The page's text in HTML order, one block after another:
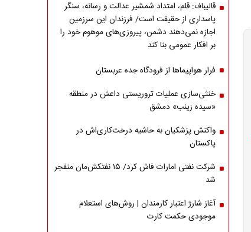
قالیباف: قلم، امتداد شمشیر عدالت و رسانه، سنگر
پاسداری از حقیقت است/ فرزندان این سرزمین
اجازه نمی‌دهند دشمن، پیروزی‌های موهوم خود را
بر افکار عمومی بنا کند
فرار هواپیماها از فرودگاه جده عربستان
خنثی‌سازی عملیات تروریستی داعش در منطقه
«سیده زینب» دمشق
واکنش پزشکیان به حاشیه درخت‌کاری‌اش در
پاکستان
شرکت نفتی امارات فاش کرد/ ۱۵ نفتکش‌مان منفجر
شد
آغاز شارژ اعتبار کارمندان | روش‌های استعلام
موجودی حکمت کارت